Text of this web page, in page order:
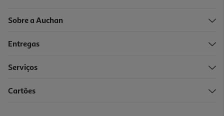
Sobre a Auchan
Entregas
Serviços
Cartões